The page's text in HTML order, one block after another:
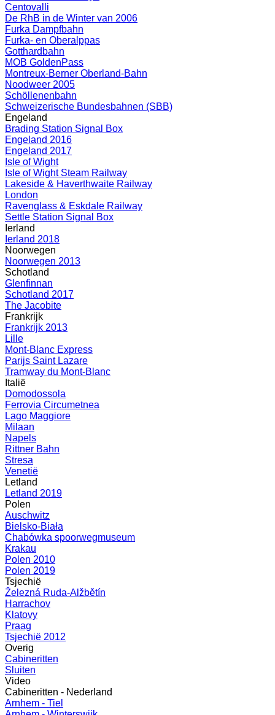
Centovalli
De RhB in de Winter van 2006
Furka Dampfbahn
Furka- en Oberalppas
Gotthardbahn
MOB GoldenPass
Montreux-Berner Oberland-Bahn
Noodweer 2005
Schöllenenbahn
Schweizerische Bundesbahnen (SBB)
Engeland
Brading Station Signal Box
Engeland 2016
Engeland 2017
Isle of Wight
Isle of Wight Steam Railway
Lakeside & Haverthwaite Railway
London
Ravenglass & Eskdale Railway
Settle Station Signal Box
Ierland
Ierland 2018
Noorwegen
Noorwegen 2013
Schotland
Glenfinnan
Schotland 2017
The Jacobite
Frankrijk
Frankrijk 2013
Lille
Mont-Blanc Express
Parijs Saint Lazare
Tramway du Mont-Blanc
Italië
Domodossola
Ferrovia Circumetnea
Lago Maggiore
Milaan
Napels
Rittner Bahn
Stresa
Venetië
Letland
Letland 2019
Polen
Auschwitz
Bielsko-Biała
Chabówka spoorwegmuseum
Krakau
Polen 2010
Polen 2019
Tsjechië
Železná Ruda-Alžbětín
Harrachov
Klatovy
Praag
Tsjechië 2012
Overig
Cabineritten
Sluiten
Video
Cabineritten - Nederland
Arnhem - Tiel